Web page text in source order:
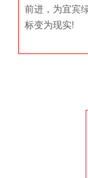
前进，为宜宾
标变为现实!